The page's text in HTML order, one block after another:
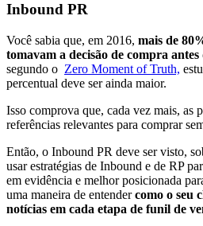
Inbound PR
Você sabia que, em 2016, mais de
tomavam a decisão de compra
segundo o Zero Moment of Truth,
percentual deve ser ainda maior.
Isso comprova que, cada vez mais, as
referências relevantes para comprar
Então, o Inbound PR deve ser visto,
usar estratégias de Inbound e de RP
em evidência e melhor posicionada
uma maneira de entendercomo o seu
notícias em cada etapa de funil de